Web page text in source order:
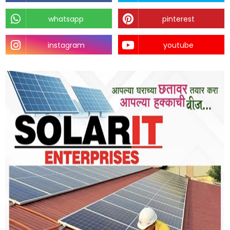
whatsapp pinterest
instagram youtube